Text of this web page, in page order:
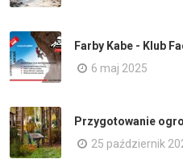
Farby Kabe - Klub
6 maj 2025
Przygotowanie
25 październik